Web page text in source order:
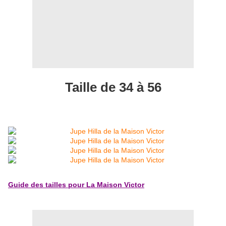
Taille de 34 à 56
Guide des tailles pour La Maison Victor